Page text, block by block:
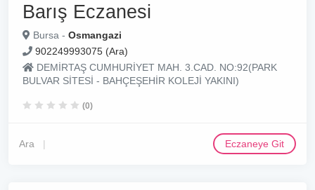
Barış Eczanesi
Bursa - Osmangazi
902249993075 (Ara)
DEMİRTAŞ CUMHURİYET MAH. 3.CAD. NO:92(PARK
BULVAR SİTESİ - BAHÇEŞEHİR KOLEJİ YAKINI)
(0)
Ara Eczaneye Git